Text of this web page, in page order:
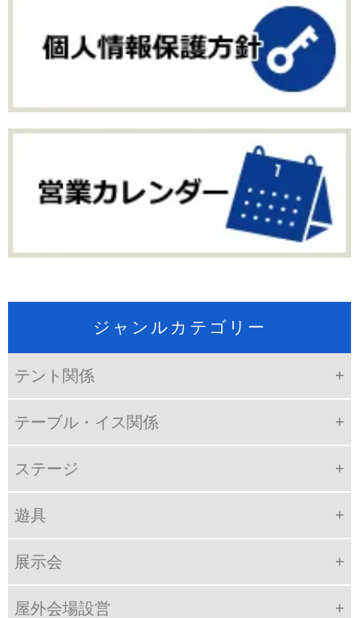
ジャンルカテゴリー
テント関係
テーブル・イス関係
ステージ
遊具
展示会
屋外会場設営